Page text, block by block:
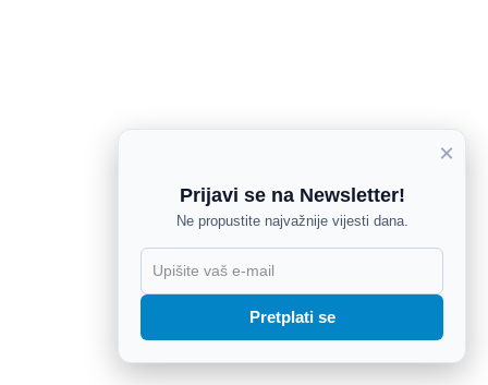
×
Prijavi se na Newsletter!
Ne propustite najvažnije vijesti dana.
Pretplati se